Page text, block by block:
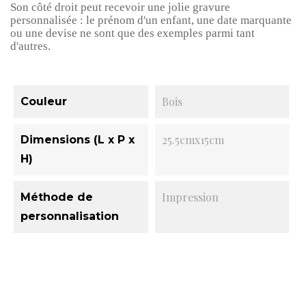
Son côté droit peut recevoir une jolie gravure
personnalisée : le prénom d'un enfant, une date marquante
ou une devise ne sont que des exemples parmi tant
d'autres.
Couleur Bois
Dimensions (L x P x
H)
25.5cmx15cm
Méthode de
personnalisation
Impression